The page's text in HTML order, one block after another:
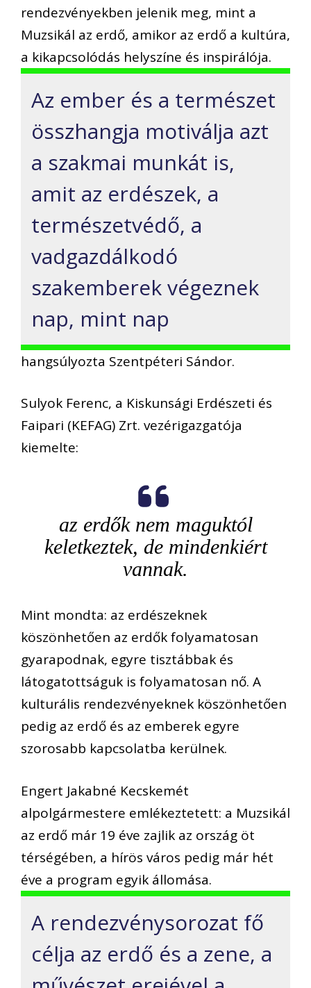
rendezvényekben jelenik meg, mint a
Muzsikál az erdő, amikor az erdő a kultúra,
a kikapcsolódás helyszíne és inspirálója.
Az ember és a természet
összhangja motiválja azt
a szakmai munkát is,
amit az erdészek, a
természetvédő, a
vadgazdálkodó
szakemberek végeznek
nap, mint nap
hangsúlyozta Szentpéteri Sándor.
Sulyok Ferenc, a Kiskunsági Erdészeti és
Faipari (KEFAG) Zrt. vezérigazgatója
kiemelte:
az erdők nem maguktól
keletkeztek, de mindenkiért
vannak.
Mint mondta: az erdészeknek
köszönhetően az erdők folyamatosan
gyarapodnak, egyre tisztábbak és
látogatottságuk is folyamatosan nő. A
kulturális rendezvényeknek köszönhetően
pedig az erdő és az emberek egyre
szorosabb kapcsolatba kerülnek.
Engert Jakabné Kecskemét
alpolgármestere emlékeztetett: a Muzsikál
az erdő már 19 éve zajlik az ország öt
térségében, a hírös város pedig már hét
éve a program egyik állomása.
A rendezvénysorozat fő
célja az erdő és a zene, a